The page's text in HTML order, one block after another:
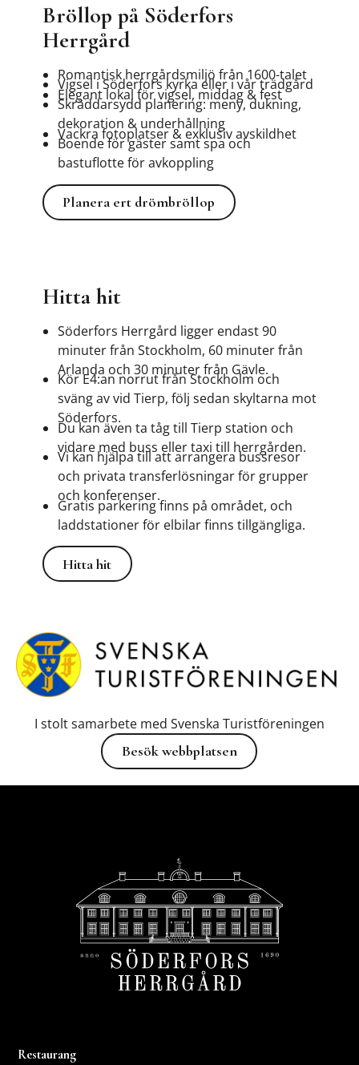
Bröllop på Söderfors
Herrgård
Romantisk herrgårdsmiljö från 1600-talet
Vigsel i Söderfors kyrka eller i vår trädgård
Elegant lokal för vigsel, middag & fest
Skräddarsydd planering: meny, dukning,
dekoration & underhållning
Vackra fotoplatser & exklusiv avskildhet
Boende för gäster samt spa och
bastuflotte för avkoppling
Planera ert drömbröllop
Planera ert drömbröllop
Hitta hit
Söderfors Herrgård ligger endast 90
minuter från Stockholm, 60 minuter från
Arlanda och 30 minuter från Gävle.
Kör E4:an norrut från Stockholm och
sväng av vid Tierp, följ sedan skyltarna mot
Söderfors.
Du kan även ta tåg till Tierp station och
vidare med buss eller taxi till herrgården.
Vi kan hjälpa till att arrangera bussresor
och privata transferlösningar för grupper
och konferenser.
Gratis parkering finns på området, och
laddstationer för elbilar finns tillgängliga.
Hitta hit
Hitta hit
I stolt samarbete med Svenska Turistföreningen
Besök webbplatsen
Besök webbplatsen
Restaurang